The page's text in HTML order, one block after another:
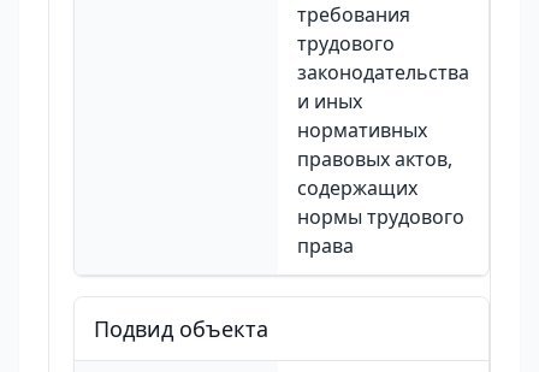
требования
трудового
законодательства
и иных
нормативных
правовых актов,
содержащих
нормы трудового
права
Подвид объекта